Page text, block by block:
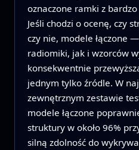
oznaczone ramki z
Jeśli chodzi o ocenę, czy
czy nie, modele łączone
radiomiki, jak i wzorców
konsekwentnie
jednym tylko źródle. W
zewnętrznym zestawie
modele łączone
struktury w około 96%
silną zdolność do